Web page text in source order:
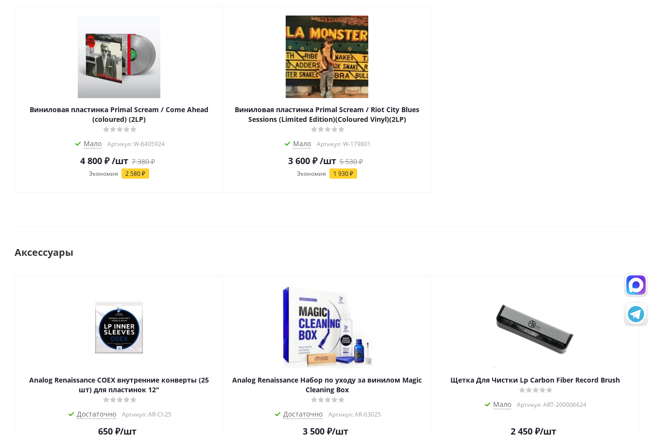
Виниловая пластинка Primal Scream / Come Ahead
(coloured) (2LP)
Мало Артикул: W-6405924
4 800₽ /шт 7 380₽
Экономия 2 580₽
Виниловая пластинка Primal Scream / Riot City Blues
Sessions (Limited Edition)(Coloured Vinyl)(2LP)
Мало Артикул: W-179801
3 600₽ /шт 5 530₽
Экономия 1 930₽
Аксессуары
Analog Renaissance COEX внутренние конверты (25
шт) для пластинок 12"
Достаточно Артикул: AR-CI-25
650 ₽/шт
Analog Renaissance Набор по уходу за винилом Magic
Cleaning Box
Достаточно Артикул: AR-63025
3 500₽/шт
Щетка Для Чистки Lp Carbon Fiber Record Brush
Мало Артикул: ART-200006624
2 450₽/шт